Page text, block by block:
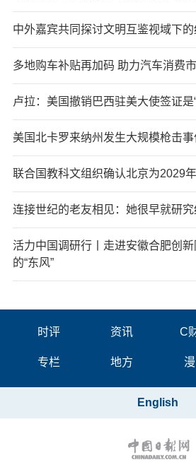
中外嘉宾共同探讨文明互鉴视域下
多地购车补贴再加码 助力汽车消费
卢拉：美国撤销巴西驻美大使签证是
美国北卡罗来纳州发生大规模枪击
联合国教科文组织确认北京为2029
连接世纪的老友相见：她很早就研
活力中国调研行丨走进安徽合肥创
的“东风”
时评 资讯 C
专栏 地方
English